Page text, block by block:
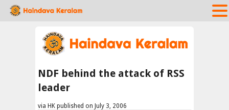
NDF behind the attack of RSS
leader
via HK published on July 3, 2006